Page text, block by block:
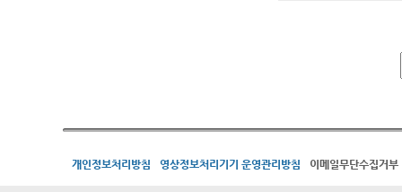
개인정보처리방침 영상정보처리기기 운영관리방침 이메일무단수집거부